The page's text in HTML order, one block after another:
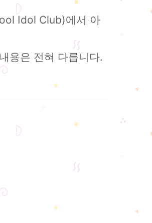
Idol Club)에서 아
용은 전혀 다릅니다.